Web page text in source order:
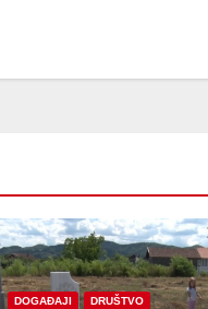
DOGAĐAJI DRUŠTVO